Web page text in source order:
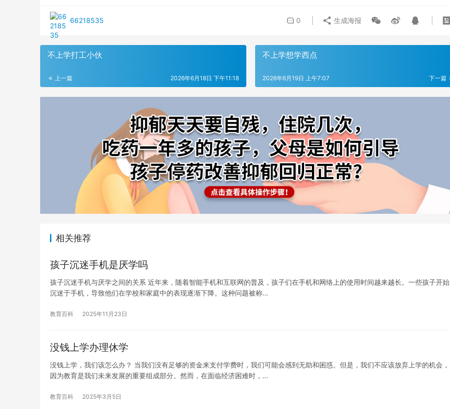
66218535 0 生成海报
不上学打工小伙
上一篇 2026年6月18日 下午11:18
不上学想学西点
下一篇
2026年6月19日 上午7:07
相关推荐
孩子沉迷手机是厌学吗
孩子沉迷手机与厌学之间的关系 近年来，随着智能手机和互联网的普及，孩子们在手机和网络上的使用时间越来越长。一些孩子开始
沉迷于手机，导致他们在学校和家庭中的表现逐渐下降。这种问题被称…
教育百科 2025年11月23日
没钱上学办理休学
没钱上学，我们该怎么办？ 当我们没有足够的资金来支付学费时，我们可能会感到无助和困惑。但是，我们不应该放弃上学的机会，
因为教育是我们未来发展的重要组成部分。然而，在面临经济困难时，…
教育百科 2025年3月5日